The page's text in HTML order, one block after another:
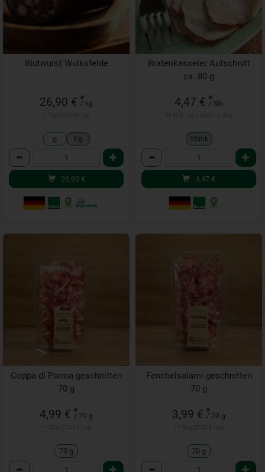
Blutwurst Wulksfelde
26,90 € *
/ kg
g Kg
Anzahl
26,90 €
Bratenkasseler Aufschnitt
ca. 80 g
4,47 € *
/ Stk
Stück
Anzahl
4,47 €
Coppa di Parma geschnitten
70 g
4,99 € *
/ 70 g
70 g
Anzahl
Fenchelsalami geschnitten
70 g
3,99 € *
/ 70 g
70 g
Anzahl